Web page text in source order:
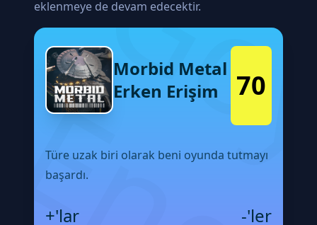
eklenmeye de devam edecektir.
Morbid Metal
Erken Erişim
70
Türe uzak biri olarak beni oyunda tutmayı
başardı.
+'lar -'ler